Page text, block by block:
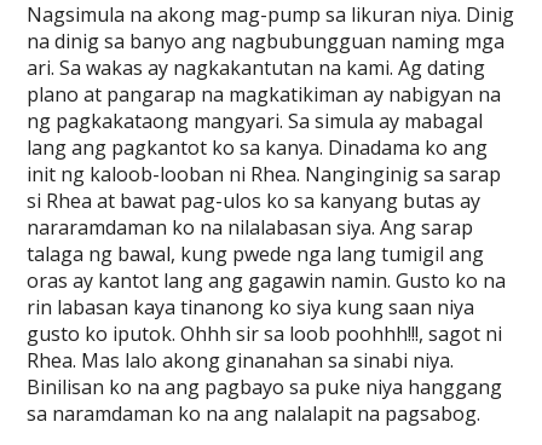
Nagsimula na akong mag-pump sa likuran niya. Dinig
na dinig sa banyo ang nagbubungguan naming mga
ari. Sa wakas ay nagkakantutan na kami. Ag dating
plano at pangarap na magkatikiman ay nabigyan na
ng pagkakataong mangyari. Sa simula ay mabagal
lang ang pagkantot ko sa kanya. Dinadama ko ang
init ng kaloob-looban ni Rhea. Nanginginig sa sarap
si Rhea at bawat pag-ulos ko sa kanyang butas ay
nararamdaman ko na nilalabasan siya. Ang sarap
talaga ng bawal, kung pwede nga lang tumigil ang
oras ay kantot lang ang gagawin namin. Gusto ko na
rin labasan kaya tinanong ko siya kung saan niya
gusto ko iputok. Ohhh sir sa loob poohhh!!!, sagot ni
Rhea. Mas lalo akong ginanahan sa sinabi niya.
Binilisan ko na ang pagbayo sa puke niya hanggang
sa naramdaman ko na ang nalalapit na pagsabog.